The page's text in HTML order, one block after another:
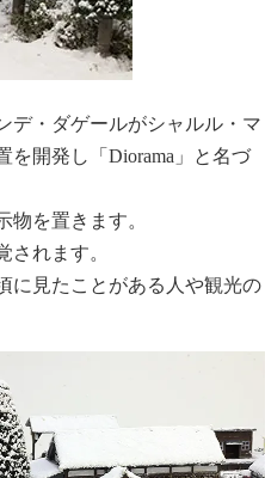
デ・ダゲールがシャルル・マ
を開発し「Diorama」と名づ
を置きます。
れます。
に見たことがある人や観光の